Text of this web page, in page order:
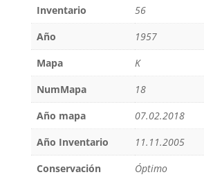
Inventario
56
Año
1957
Mapa
K
NumMapa
18
Año mapa
07.02.2018
Año Inventario
11.11.2005
Conservación
Óptimo